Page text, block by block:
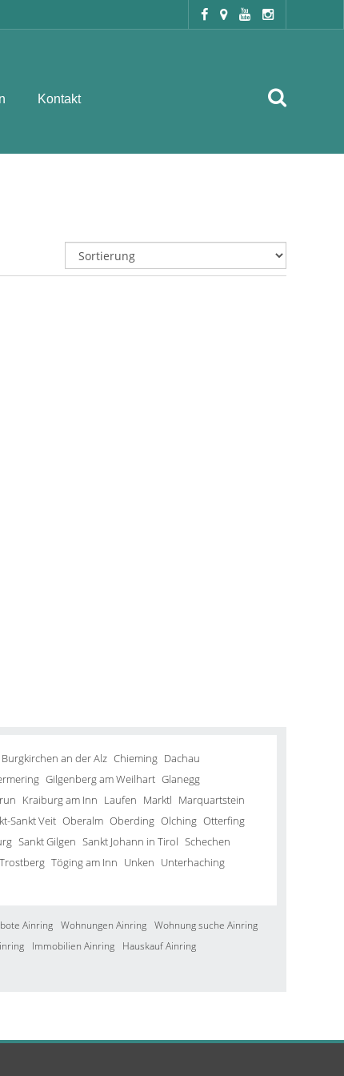
Kontakt
Burgkirchen an der Alz Chieming Dachau
Gilgenberg am Weilhart Glanegg
Kraiburg am Inn Laufen Marktl Marquartstein
Sankt Veit Oberalm Oberding Olching Otterfing
Sankt Gilgen Sankt Johann in Tirol Schechen
Trostberg Töging am Inn Unken Unterhaching
Ainring Wohnungen Ainring Wohnung suche Ainring
Immobilien Ainring
Hauskauf Ainring